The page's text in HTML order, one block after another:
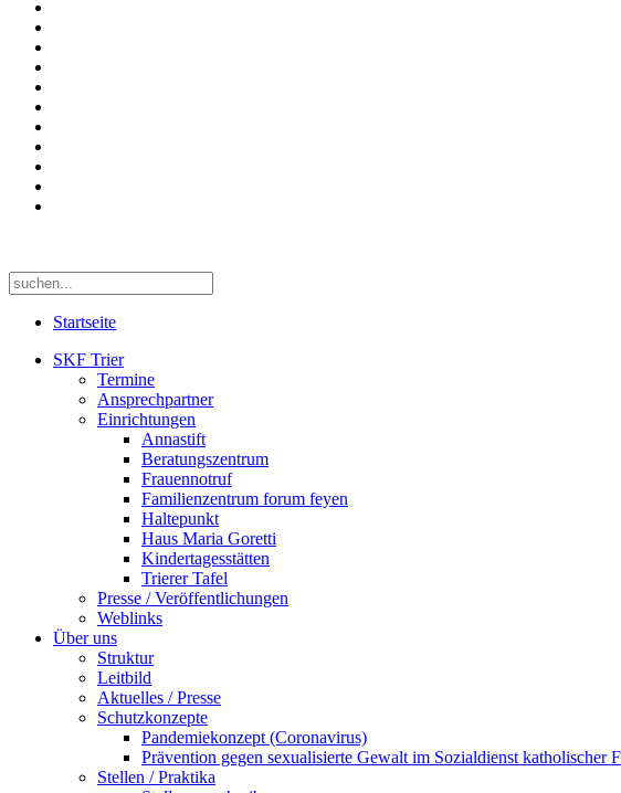
Startseite
SKF Trier
Termine
Ansprechpartner
Einrichtungen
Annastift
Beratungszentrum
Frauennotruf
Familienzentrum forum feyen
Haltepunkt
Haus Maria Goretti
Kindertagesstätten
Trierer Tafel
Presse / Veröffentlichungen
Weblinks
Über uns
Struktur
Leitbild
Aktuelles / Presse
Schutzkonzepte
Pandemiekonzept (Coronavirus)
Prävention gegen sexualisierte Gewalt im Sozialdienst katholischer
Stellen / Praktika